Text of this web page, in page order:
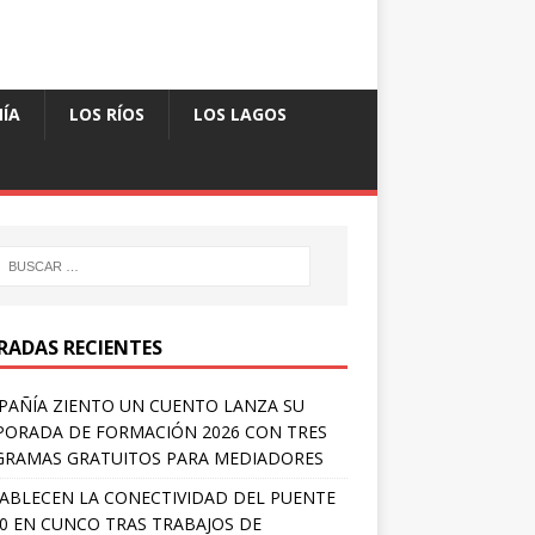
LOS RÍOS LOS LAGOS
RECIENTES
ZIENTO UN CUENTO LANZA SU
DE FORMACIÓN 2026 CON TRES
GRATUITOS PARA MEDIADORES
LA CONECTIVIDAD DEL PUENTE
EN CUNCO TRAS TRABAJOS DE